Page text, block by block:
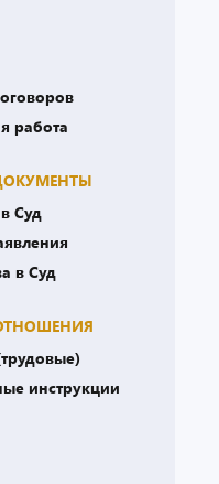
работа
Суд
в Суд
инструкции